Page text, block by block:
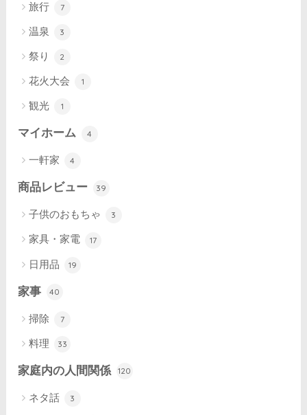
旅行 7
温泉 3
祭り 2
花火大会 1
観光 1
マイホーム 4
一軒家 4
商品レビュー 39
子供のおもちゃ 3
家具・家電 17
日用品 19
家事 40
掃除 7
料理 33
家庭内の人間関係 120
ネタ話 3